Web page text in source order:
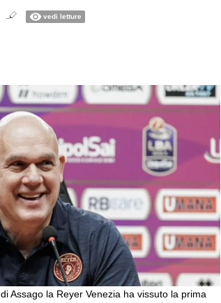
vedi letture
Assago la Reyer Venezia ha vissuto la prima